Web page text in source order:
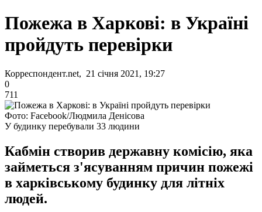
Пожежа в Харкові: в Україні
пройдуть перевірки
Корреспондент.net, 21 січня 2021, 19:27
0
711
Фото: Facebook/Людмила Денісова
У будинку перебували 33 людини
Кабмін створив державну комісію, яка
займеться з'ясуванням причин пожежі
в харківському будинку для літніх
людей.